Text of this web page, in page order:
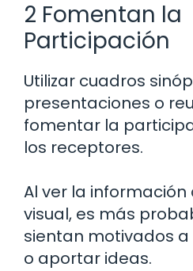
2 Fomentan la
Participación
Utilizar cuadros
presentaciones o
fomentar la
los receptores.
Al ver la
visual, es más
sientan motivados
o aportar ideas.